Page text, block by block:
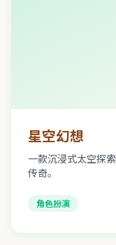
星空幻想
一款沉浸式太空探
传奇。
角色扮演